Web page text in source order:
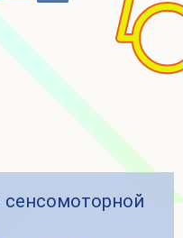
сенсомоторной